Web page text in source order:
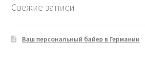
Свежие записи
Ваш персональный байер в Германии